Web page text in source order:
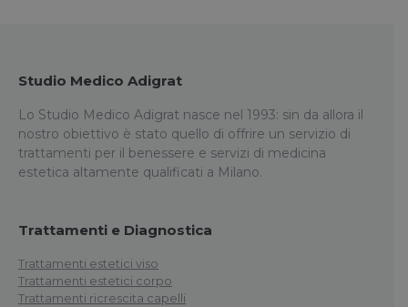
Studio Medico Adigrat
Lo Studio Medico Adigrat nasce nel 1993: sin da allora il
nostro obiettivo è stato quello di offrire un servizio di
trattamenti per il benessere e servizi di medicina
estetica altamente qualificati a Milano.
Trattamenti e Diagnostica
Trattamenti estetici viso
Trattamenti estetici corpo
Trattamenti ricrescita capelli